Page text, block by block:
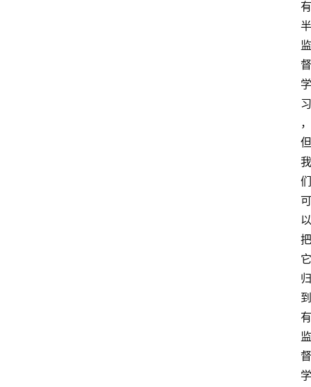
有
半
监
督
学
习
，
但
我
们
可
以
把
它
归
到
有
监
督
学